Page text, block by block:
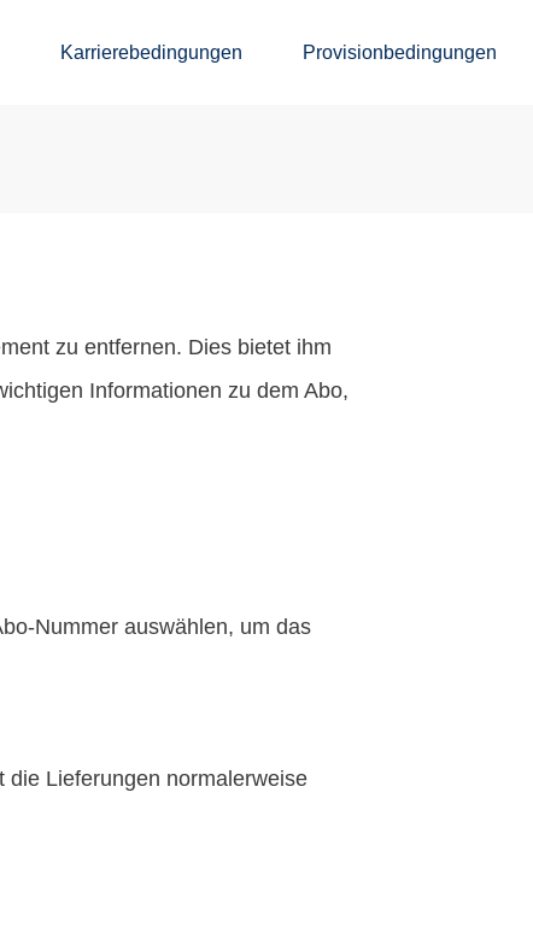
Karrierebedingungen Provisionbedingungen
zu entfernen. Dies bietet ihm
Informationen zu dem Abo,
Nummer auswählen, um das
die Lieferungen normalerweise